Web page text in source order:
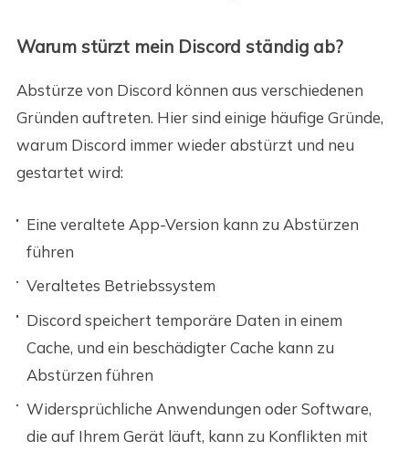
Warum stürzt mein Discord ständig ab?
Abstürze von Discord können aus verschiedenen
Gründen auftreten. Hier sind einige häufige Gründe,
warum Discord immer wieder abstürzt und neu
gestartet wird:
Eine veraltete App-Version kann zu Abstürzen
führen
Veraltetes Betriebssystem
Discord speichert temporäre Daten in einem
Cache, und ein beschädigter Cache kann zu
Abstürzen führen
Widersprüchliche Anwendungen oder Software,
die auf Ihrem Gerät läuft, kann zu Konflikten mit